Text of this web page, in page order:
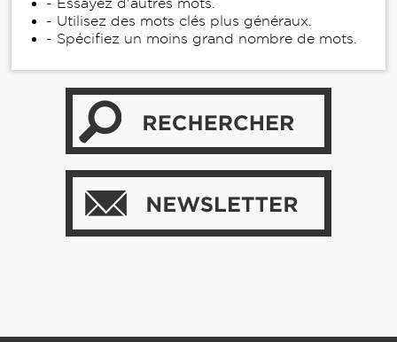
- Essayez d'autres mots.
- Utilisez des mots clés plus généraux.
- Spécifiez un moins grand nombre de mots.